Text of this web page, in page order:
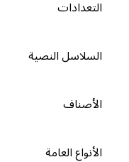
التعدادات
السلاسل النصية
الأصناف
الأنواع العامة